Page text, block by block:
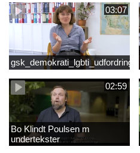
03:07
gsk_demokrati_lgbti_udfordringer
02:59
Bo Klindt Poulsen m
undertekster